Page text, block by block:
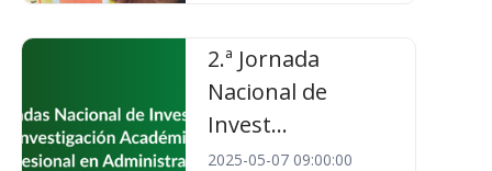
2.ª Jornada
Nacional de
Invest...
2025-05-07 09:00:00